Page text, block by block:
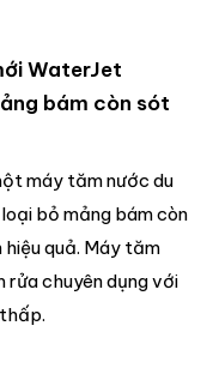
WaterJet
bám còn sót
máy tăm nước du
bỏ mảng bám còn
quả. Máy tăm
chuyên dụng với